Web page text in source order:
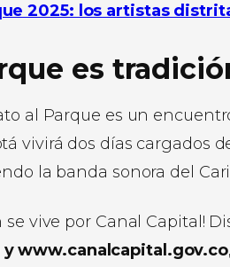
2025: los artistas
es
al Parque es un
vivirá dos días cargados
la banda sonora del
vive por Canal Capital!
y www.canalcapital.gov.co